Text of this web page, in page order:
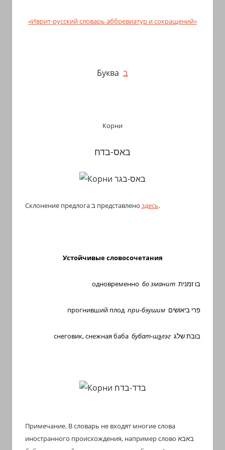
«Иврит-русский словарь аббревиатур и сокращений»
Буква ב
Корни
באס-בדח
Склонение предлога ב представлено здесь.
Устойчивые словосочетания
одновременно бо зманит בו זמנית
прогнивший плод при-бэушим פרי ביאושים
снеговик, снежная баба бубат-шэлэг בובת שלג
Примечание. В словарь не входят многие слова
иностранного происхождения, например слово באבא